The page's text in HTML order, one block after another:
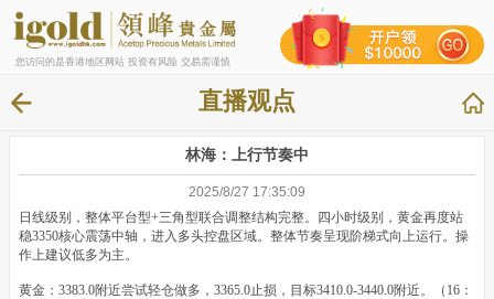
您访问的是香港地区网站 投资有风险 交易需谨慎
直播观点
林海：上行节奏中
2025/8/27 17:35:09
日线级别，整体平台型+三角型联合调整结构完整。四小时级别，黄金再度站
稳3350核心震荡中轴，进入多头控盘区域。整体节奏呈现阶梯式向上运行。操
作上建议低多为主。
黄金：3383.0附近尝试轻仓做多，3365.0止损，目标3410.0-3440.0附近。（16：